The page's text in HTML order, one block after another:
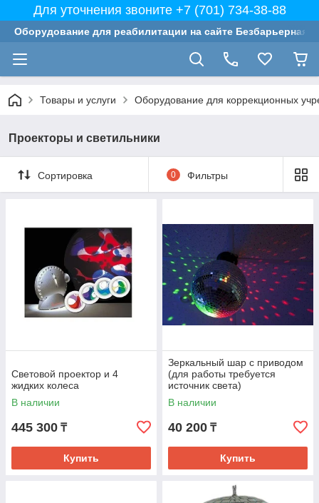
Для уточнения звоните +7 (701) 734-38-88
Оборудование для реабилитации на сайте Безбарьерная
Товары и услуги Оборудование для коррекционных
Проекторы и светильники
Сортировка 0 Фильтры
Световой проектор и 4
жидких колеса
В наличии
445 300 ₸
Купить
Зеркальный шар с приводом
(для работы требуется
источник света)
В наличии
40 200 ₸
Купить